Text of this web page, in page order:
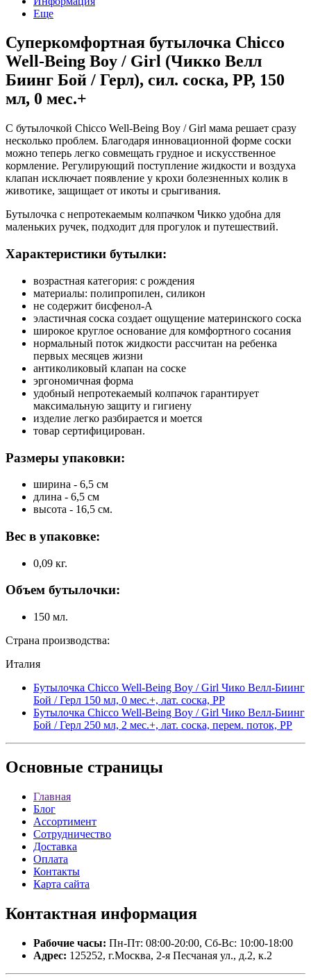
Еще
Суперкомфортная бутылочка Chicco
Well-Being Boy / Girl (Чикко Велл
Биинг Бой / Герл), сил. соска, РР, 150
мл, 0 мес.+
С бутылочкой Chicco Well-Being Boy / Girl мама решает сразу
несколько проблем. Благодаря инновационной форме соски
можно теперь легко совмещать грудное и искусственное
кормление. Регулирующий поступление жидкости и воздуха
клапан исключает появление у крохи болезненных колик в
животике, защищает от икоты и срыгивания.
Бутылочка с непротекаемым колпачком Чикко удобна для
маленьких ручек, подходит для прогулок и путешествий.
Характеристики бутылки:
возрастная категория: с рождения
материалы: полипропилен, силикон
не содержит бисфенол-А
эластичная соска создает ощущение материнского соска
широкое круглое основание для комфортного сосания
нормальный поток жидкости рассчитан на ребенка
первых месяцев жизни
антиколиковый клапан на соске
эргономичная форма
удобный непротекаемый колпачок гарантирует
максимальную защиту и гигиену
изделие легко разбирается и моется
товар сертифицирован.
Размеры упаковки:
ширина - 6,5 см
длина - 6,5 см
высота - 16,5 см.
Вес в упаковке:
0,09 кг.
Объем бутылочки:
150 мл.
Страна производства:
Италия
Бутылочка Chicco Well-Being Boy / Girl Чико Велл-Биинг
Бой / Герл 150 мл, 0 мес.+, лат. соска, РР
Бутылочка Chicco Well-Being Boy / Girl Чико Велл-Биинг
Бой / Герл 250 мл, 2 мес.+, лат. соска, перем. поток, РР
Основные страницы
Главная
Блог
Ассортимент
Сотрудничество
Доставка
Оплата
Контакты
Карта сайта
Контактная информация
Рабочие часы: Пн-Пт: 08:00-20:00, Сб-Вс: 10:00-18:00
Адрес: 125252, г.Москва, 2-я Песчаная ул., д.2, к.2